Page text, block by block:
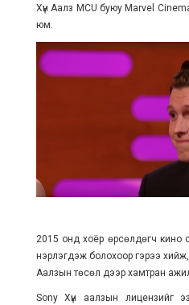
Хүн Аалз MCU буюу Marvel
юм.
2015 онд хоёр өрсөлдөгч кино
нэрлэгдэж болохоор гэрээ хийж,
Аалзын төсөл дээр хамтран
Sony Хүн аалзын лицензийг